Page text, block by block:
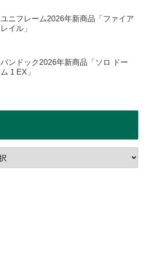
ユニフレーム2026年新商品「ファイア
レイル」
バンドック2026年新商品「ソロ ドー
ム 1 EX」